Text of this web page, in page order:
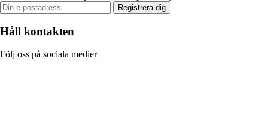
Registrera dig
Håll kontakten
Följ oss på sociala medier